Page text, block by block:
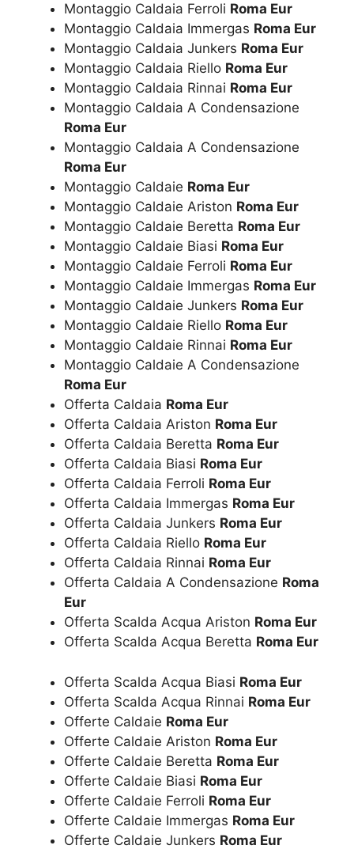
Montaggio Caldaia Ferroli Roma Eur
Montaggio Caldaia Immergas Roma Eur
Montaggio Caldaia Junkers Roma Eur
Montaggio Caldaia Riello Roma Eur
Montaggio Caldaia Rinnai Roma Eur
Montaggio Caldaia A Condensazione
Roma Eur
Montaggio Caldaia A Condensazione
Roma Eur
Montaggio Caldaie Roma Eur
Montaggio Caldaie Ariston Roma Eur
Montaggio Caldaie Beretta Roma Eur
Montaggio Caldaie Biasi Roma Eur
Montaggio Caldaie Ferroli Roma Eur
Montaggio Caldaie Immergas Roma Eur
Montaggio Caldaie Junkers Roma Eur
Montaggio Caldaie Riello Roma Eur
Montaggio Caldaie Rinnai Roma Eur
Montaggio Caldaie A Condensazione
Roma Eur
Offerta Caldaia Roma Eur
Offerta Caldaia Ariston Roma Eur
Offerta Caldaia Beretta Roma Eur
Offerta Caldaia Biasi Roma Eur
Offerta Caldaia Ferroli Roma Eur
Offerta Caldaia Immergas Roma Eur
Offerta Caldaia Junkers Roma Eur
Offerta Caldaia Riello Roma Eur
Offerta Caldaia Rinnai Roma Eur
Offerta Caldaia A Condensazione Roma
Eur
Offerta Scalda Acqua Ariston Roma Eur
Offerta Scalda Acqua Beretta Roma Eur
Offerta Scalda Acqua Biasi Roma Eur
Offerta Scalda Acqua Rinnai Roma Eur
Offerte Caldaie Roma Eur
Offerte Caldaie Ariston Roma Eur
Offerte Caldaie Beretta Roma Eur
Offerte Caldaie Biasi Roma Eur
Offerte Caldaie Ferroli Roma Eur
Offerte Caldaie Immergas Roma Eur
Offerte Caldaie Junkers Roma Eur